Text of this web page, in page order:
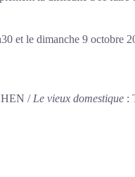
et le dimanche 9 octobre
/ Le vieux domestique :